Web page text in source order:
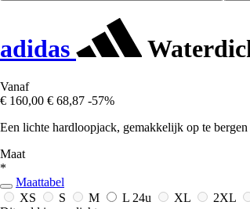
adidas
Vanaf
€ 160,00 € 68,87 -57%
Een lichte hardloopjack, gemakkelijk op te
Maat
*
Maattabel
XS
S M L 24u XL 2XL